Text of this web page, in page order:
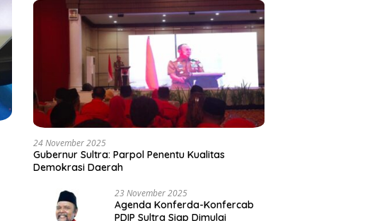
24 November 2025
Gubernur Sultra: Parpol Penentu Kualitas
Demokrasi Daerah
23 November 2025
Agenda Konferda-Konfercab
PDIP Sultra Siap Dimulai